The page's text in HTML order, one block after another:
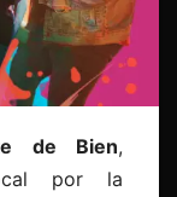
de Bien,
por la